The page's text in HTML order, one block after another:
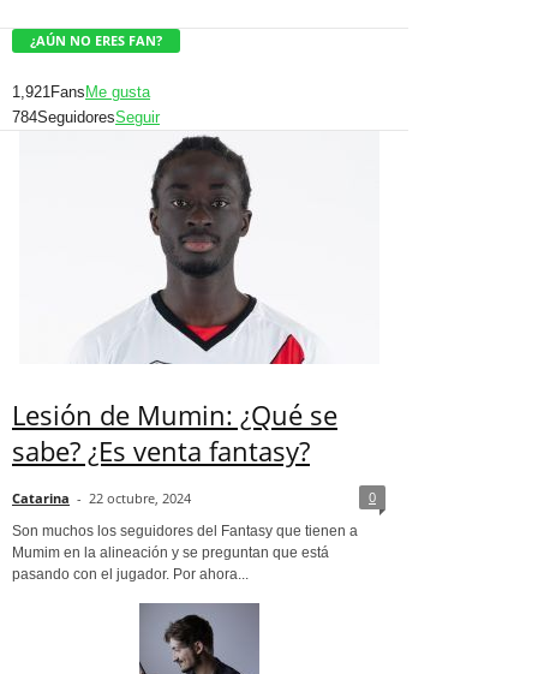
¿AÚN NO ERES FAN?
1,921Fans Me gusta
784SeguidoresSeguir
Lesión de Mumin: ¿Qué se
sabe? ¿Es venta fantasy?
Catarina - 22 octubre, 2024 0
Son muchos los seguidores del Fantasy que tienen a
Mumim en la alineación y se preguntan que está
pasando con el jugador. Por ahora...